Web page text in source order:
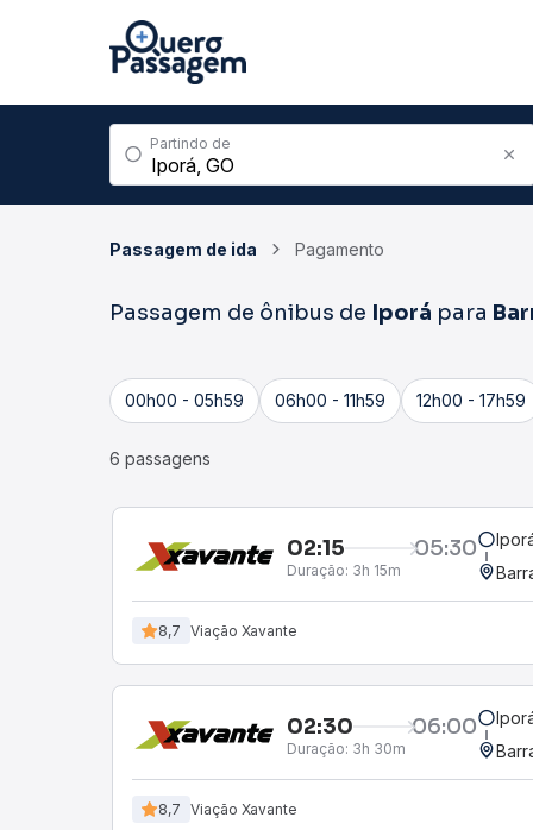
Partindo de
Passagem de ida Pagamento
Passagem de ônibus de Iporá para
00h00 - 05h59 06h00 - 11h59 12h00 - 17h59
6 passagens
02:15 05:30
Duração: 3h 15m
8,7 Viação Xavante
02:30 06:00
Duração: 3h 30m
8,7 Viação Xavante